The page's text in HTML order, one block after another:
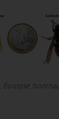
Europse